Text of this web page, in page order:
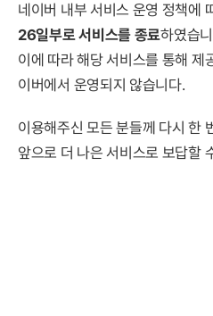
네이버 내부 서비스 운영 정책에
26일부로 서비스를 종료하였습
이에 따라 해당 서비스를 통해 제
이버에서 운영되지 않습니다.
이용해주신 모든 분들께 다시 한
앞으로 더 나은 서비스로 보답할